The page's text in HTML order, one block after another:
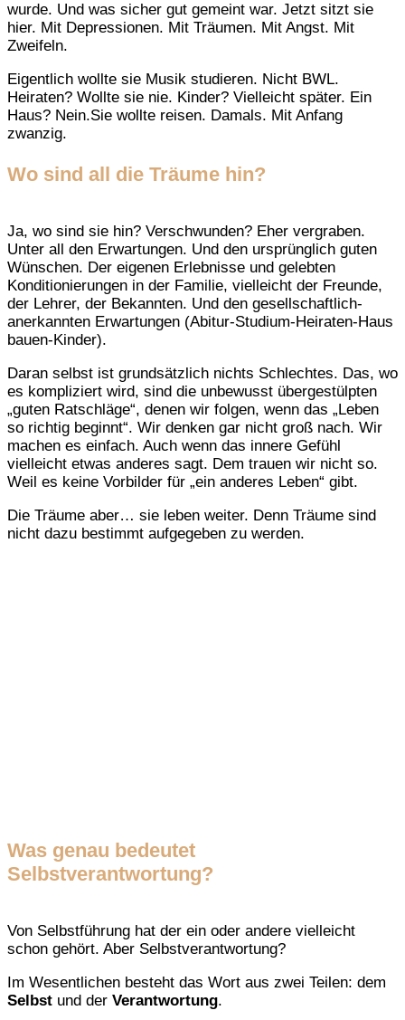
wurde. Und was sicher gut gemeint war. Jetzt sitzt sie
hier. Mit Depressionen. Mit Träumen. Mit Angst. Mit
Zweifeln.
Eigentlich wollte sie Musik studieren. Nicht BWL.
Heiraten? Wollte sie nie. Kinder? Vielleicht später. Ein
Haus? Nein.Sie wollte reisen. Damals. Mit Anfang
zwanzig.
Wo sind all die Träume hin?
Ja, wo sind sie hin? Verschwunden? Eher vergraben.
Unter all den Erwartungen. Und den ursprünglich guten
Wünschen. Der eigenen Erlebnisse und gelebten
Konditionierungen in der Familie, vielleicht der Freunde,
der Lehrer, der Bekannten. Und den gesellschaftlich-
anerkannten Erwartungen (Abitur-Studium-Heiraten-Haus
bauen-Kinder).
Daran selbst ist grundsätzlich nichts Schlechtes. Das, wo
es kompliziert wird, sind die unbewusst übergestülpten
„guten Ratschläge“, denen wir folgen, wenn das „Leben
so richtig beginnt“. Wir denken gar nicht groß nach. Wir
machen es einfach. Auch wenn das innere Gefühl
vielleicht etwas anderes sagt. Dem trauen wir nicht so.
Weil es keine Vorbilder für „ein anderes Leben“ gibt.
Die Träume aber… sie leben weiter. Denn Träume sind
nicht dazu bestimmt aufgegeben zu werden.
Was genau bedeutet
Selbstverantwortung?
Von Selbstführung hat der ein oder andere vielleicht
schon gehört. Aber Selbstverantwortung?
Im Wesentlichen besteht das Wort aus zwei Teilen: dem
Selbst und der Verantwortung.